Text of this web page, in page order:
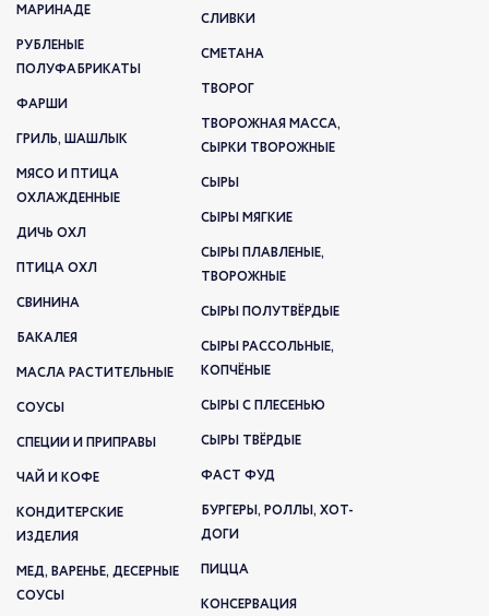
МАРИНАДЕ
РУБЛЕНЫЕ
ПОЛУФАБРИКАТЫ
ФАРШИ
ГРИЛЬ, ШАШЛЫК
МЯСО И ПТИЦА
ОХЛАЖДЕННЫЕ
ДИЧЬ ОХЛ
ПТИЦА ОХЛ
СВИНИНА
БАКАЛЕЯ
МАСЛА РАСТИТЕЛЬНЫЕ
СОУСЫ
СПЕЦИИ И ПРИПРАВЫ
ЧАЙ И КОФЕ
КОНДИТЕРСКИЕ
ИЗДЕЛИЯ
МЕД, ВАРЕНЬЕ, ДЕСЕРНЫЕ
СОУСЫ
СЛИВКИ
СМЕТАНА
ТВОРОГ
ТВОРОЖНАЯ МАССА,
СЫРКИ ТВОРОЖНЫЕ
СЫРЫ
СЫРЫ МЯГКИЕ
СЫРЫ ПЛАВЛЕНЫЕ,
ТВОРОЖНЫЕ
СЫРЫ ПОЛУТВЁРДЫЕ
СЫРЫ РАССОЛЬНЫЕ,
КОПЧЁНЫЕ
СЫРЫ С ПЛЕСЕНЬЮ
СЫРЫ ТВЁРДЫЕ
ФАСТ ФУД
БУРГЕРЫ, РОЛЛЫ, ХОТ-
ДОГИ
ПИЦЦА
КОНСЕРВАЦИЯ